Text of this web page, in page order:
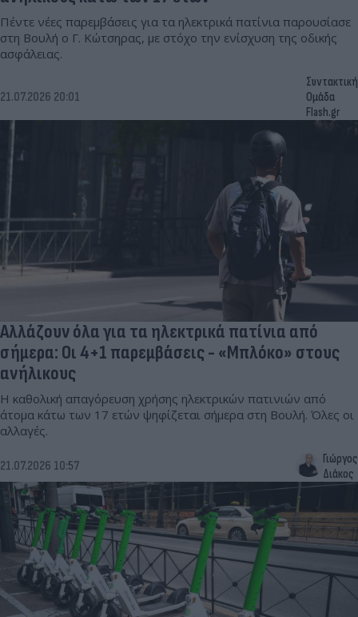
Πέντε νέες παρεμβάσεις για τα ηλεκτρικά πατίνια παρουσίασε
στη Βουλή ο Γ. Κώτσηρας, με στόχο την ενίσχυση της οδικής
ασφάλειας.
21.07.2026 20:01
Συντακτική
Ομάδα
Flash.gr
Αλλάζουν όλα για τα ηλεκτρικά πατίνια από
σήμερα: Οι 4+1 παρεμβάσεις - «Μπλόκο» στους
ανήλικους
Η καθολική απαγόρευση χρήσης ηλεκτρικών πατινιών από
άτομα κάτω των 17 ετών ψηφίζεται σήμερα στη Βουλή. Όλες οι
αλλαγές.
21.07.2026 10:57
Γιώργος
Διάκος